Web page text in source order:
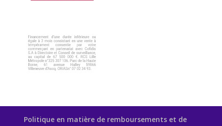
Politique en matière de remboursements et de